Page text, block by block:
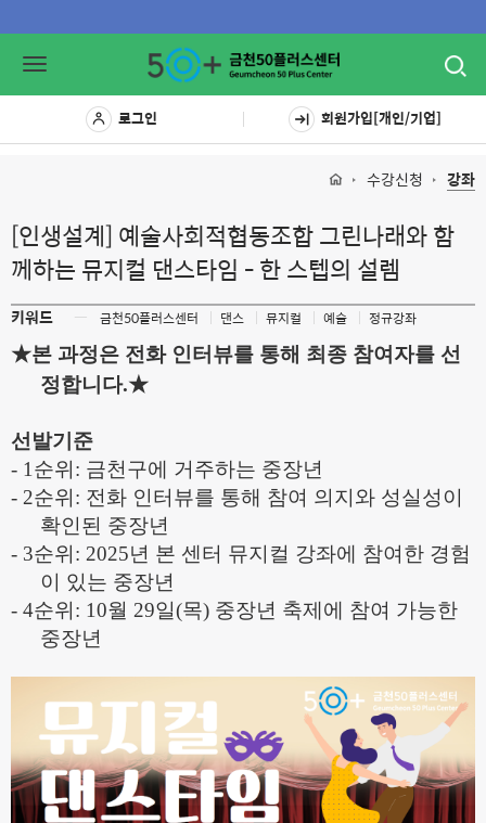
Toggle
로그인 회원가입[개인/기업]
수강신청 강좌
[인생설계] 예술사회적협동조합 그린나래와 함
께하는 뮤지컬 댄스타임 - 한 스텝의 설렘
키워드 ㅡ 금천50플러스센터 댄스 뮤지컬 예술 정규강좌
★본 과정은 전화 인터뷰를 통해 최종 참여자를 선
정합니다.★
선발기준
- 1순위 : 금천구에 거주하는 중장년
- 2순위 : 전화 인터뷰를 통해 참여 의지와 성실성이
확인된 중장년
- 3순위 : 2025년 본 센터 뮤지컬 강좌에 참여한 경험
이 있는 중장년
- 4순위 : 10월 29일(목) 중장년 축제에 참여 가능한
중장년